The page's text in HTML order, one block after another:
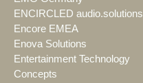
ENCIRCLED audio.solutions
Encore EMEA
Enova Solutions
Entertainment Technology
Concepts